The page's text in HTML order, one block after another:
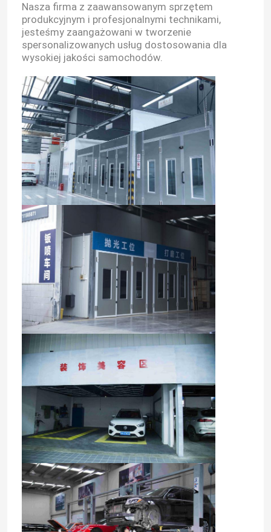
Nasza firma z zaawansowanym sprzętem
produkcyjnym i profesjonalnymi technikami,
jesteśmy zaangażowani w tworzenie
spersonalizowanych usług dostosowania dla
wysokiej jakości samochodów.